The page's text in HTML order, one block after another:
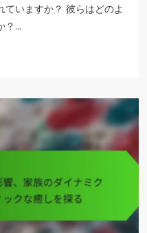
ていますか？ 彼らはどのよ
？…